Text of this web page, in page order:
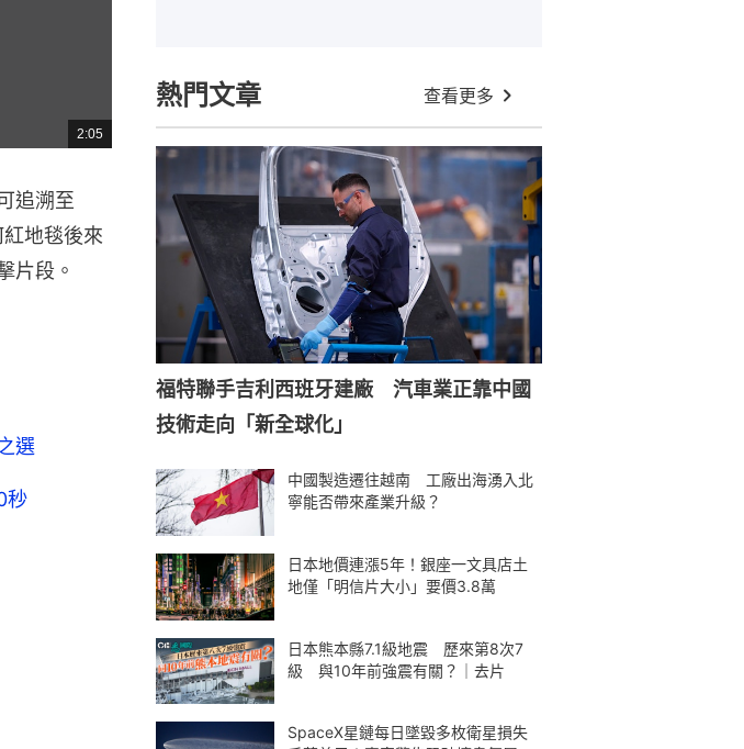
總
共
2:05
追溯至
地毯後來
片段。
選
秒
熱門文章 查看更多
福特聯手吉利西班牙建廠 汽車業正靠中國
技術走向「新全球化」
中國製造遷往越南 工廠出海湧入北
寧能否帶來產業升級？
日本地價連漲5年！銀座一文具店土
地僅「明信片大小」要價3.8萬
日本熊本縣7.1級地震 歷來第8次7
級 與10年前強震有關？｜去片
SpaceX星鏈每日墜毀多枚衛星損失